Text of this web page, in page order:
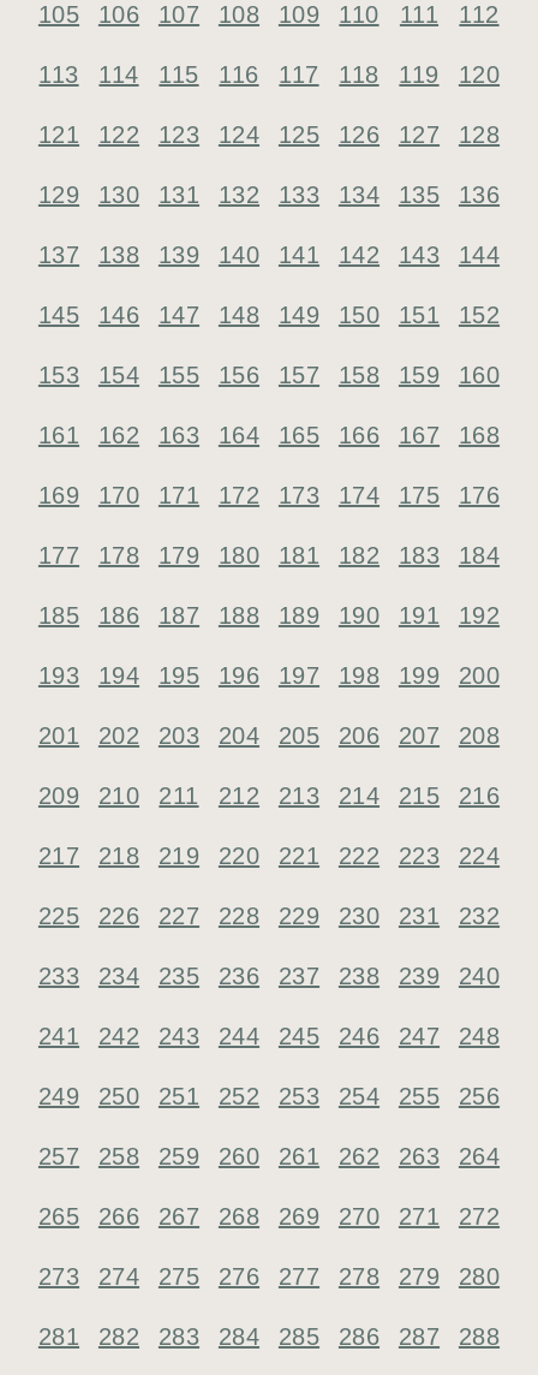
105 106 107 108 109 110 111 112
113 114 115 116 117 118 119 120
121 122 123 124 125 126 127 128
129 130 131 132 133 134 135 136
137 138 139 140 141 142 143 144
145 146 147 148 149 150 151 152
153 154 155 156 157 158 159 160
161 162 163 164 165 166 167 168
169 170 171 172 173 174 175 176
177 178 179 180 181 182 183 184
185 186 187 188 189 190 191 192
193 194 195 196 197 198 199 200
201 202 203 204 205 206 207 208
209 210 211 212 213 214 215 216
217 218 219 220 221 222 223 224
225 226 227 228 229 230 231 232
233 234 235 236 237 238 239 240
241 242 243 244 245 246 247 248
249 250 251 252 253 254 255 256
257 258 259 260 261 262 263 264
265 266 267 268 269 270 271 272
273 274 275 276 277 278 279 280
281 282 283 284 285 286 287 288